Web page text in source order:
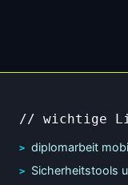
// wichtige
diplomarbeit
Sicherheitstools